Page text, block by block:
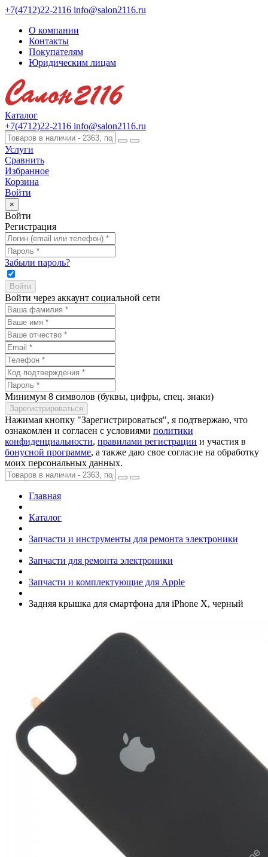
+7(4712)22-2116 info@salon2116.ru
О компании
Контакты
Покупателям
Юридическим лицам
Каталог
+7(4712)22-2116 info@salon2116.ru
Услуги
Сравнить
Избранное
Корзина
Войти
×
Войти
Регистрация
Забыли пароль?
Войти через аккаунт социальной сети
Минимум 8 символов (буквы, цифры, спец. знаки)
Нажимая кнопку "Зарегистрироваться", я подтвержаю, что
ознакомлен и согласен с условиями политики
конфиденциальности, правилами регистрации и участия в
бонусной программе, а также даю свое согласие на обработку
моих персональных данных.
Главная
Каталог
Запчасти и инструменты для ремонта электроники
Запчасти для ремонта электроники
Запчасти и комплектующие для Apple
Задняя крышка для смартфона для iPhone X, черный